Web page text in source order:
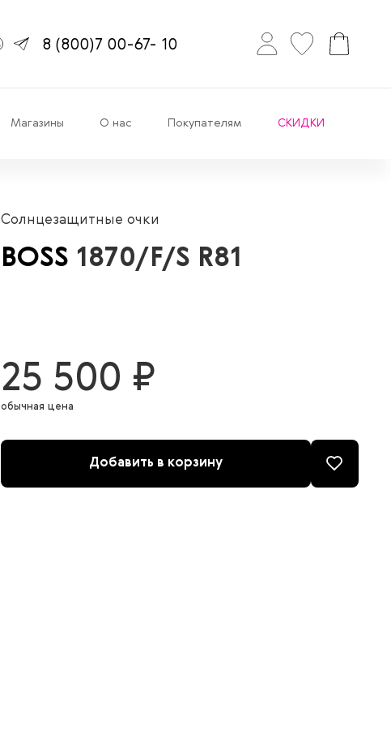
8(800)7 00-67- 10
Магазины О нас Покупателям СКИДКИ
Солнцезащитные очки
BOSS 1870/F/S R81
25 500 ₽
обычная цена
Добавить в корзину